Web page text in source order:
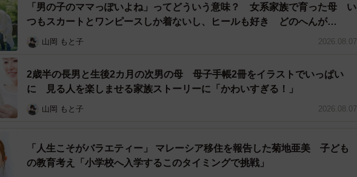
ます。
級崩壊したクラスの担任代理を6週間担当した際、限界を感じた経験がありまし
渡りでした。朝、学校へ向かう足が重くなる感覚を初めて経験しました。6週間
られましたが、もし1年間だったら、自分もどうなっていたか分かりません」
験から、@hinorie555さんが若手教師を守るために必要だと考えるのは、「1年
持たせない」仕組みです。先輩教師のクラスに副担任として入り、1年かけてク
学ぶ必要があるといいます。
「男の子のママっぽいよね」ってどういう意味？ 女系家族で育った母 い
つもスカートとワンピースしか着ないし、ヒールも好き どのへんが…
山岡 もと子 2026.08.07
2歳半の長男と生後2カ月の次男の母 母子手帳2冊をイラストでいっぱい
に 見る人を楽しませる家族ストーリーに「かわいすぎる！」
山岡 もと子 2026.08.07
「人生こそがバラエティー」 マレーシア移住を報告した菊地亜美 子ども
の教育考え「小学校へ入学するこのタイミングで挑戦」